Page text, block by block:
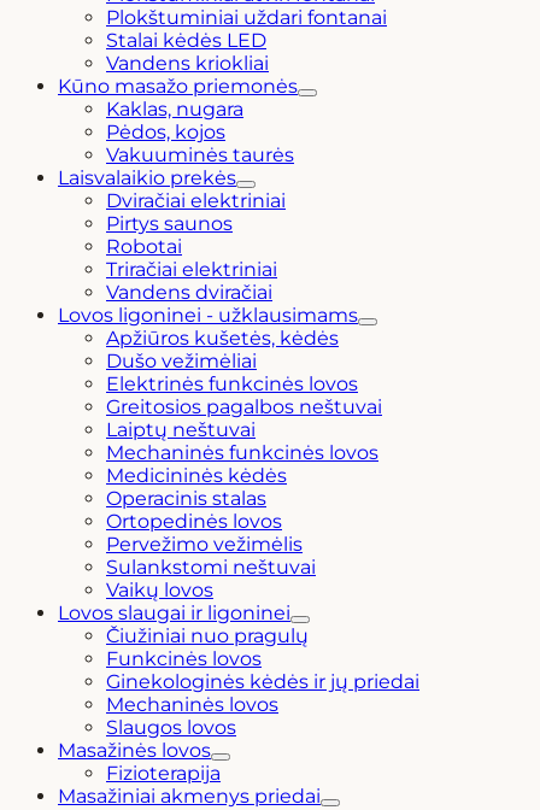
Plokštuminiai uždari fontanai
Stalai kėdės LED
Vandens kriokliai
Kūno masažo priemonės
Kaklas, nugara
Pėdos, kojos
Vakuuminės taurės
Laisvalaikio prekės
Dviračiai elektriniai
Pirtys saunos
Robotai
Triračiai elektriniai
Vandens dviračiai
Lovos ligoninei - užklausimams
Apžiūros kušetės, kėdės
Dušo vežimėliai
Elektrinės funkcinės lovos
Greitosios pagalbos neštuvai
Laiptų neštuvai
Mechaninės funkcinės lovos
Medicininės kėdės
Operacinis stalas
Ortopedinės lovos
Pervežimo vežimėlis
Sulankstomi neštuvai
Vaikų lovos
Lovos slaugai ir ligoninei
Čiužiniai nuo pragulų
Funkcinės lovos
Ginekologinės kėdės ir jų priedai
Mechaninės lovos
Slaugos lovos
Masažinės lovos
Fizioterapija
Masažiniai akmenys priedai